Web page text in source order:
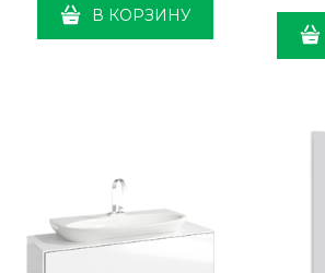
В КОРЗИНУ